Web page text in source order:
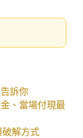
訴你
、當場付現最
解方式